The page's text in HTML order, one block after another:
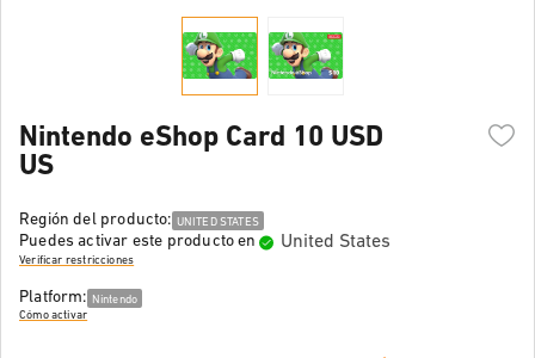
Nintendo eShop Card 10 USD
US
Región del producto: UNITED STATES
Puedes activar este producto en United States
Verificar restricciones
Platform: Nintendo
Cómo activar